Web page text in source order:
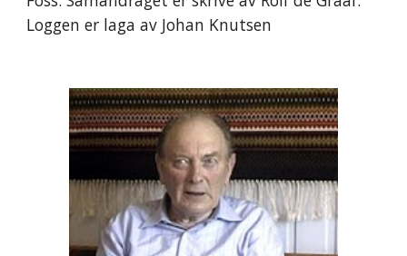
Loggen er laga av Johan Knutsen